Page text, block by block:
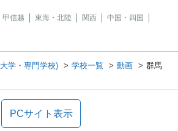
甲信越 東海・北陸 関西
中国・四国
学・専門学校) 学校一覧 動画
群馬
PCサイト表示